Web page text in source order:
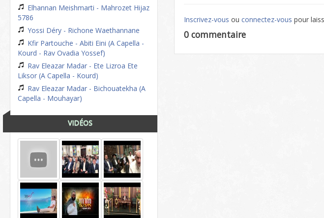
Elhannan Meishmarti - Mahrozet Hijaz
5786
Yossi Déry - Richone Waethannane
Kfir Partouche - Abiti Eini (A Capella -
Kourd - Rav Ovadia Yossef)
Rav Eleazar Madar - Ete Lizroa Ete
Liksor (A Capella - Kourd)
Rav Eleazar Madar - Bichouatekha (A
Capella - Mouhayar)
VIDÉOS
Inscrivez-vous ouconnectez-vous pour
0 commentaire